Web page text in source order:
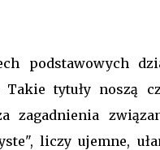
podstawowych
Takie tytuły noszą
zagadnienia
liczy ujemne,